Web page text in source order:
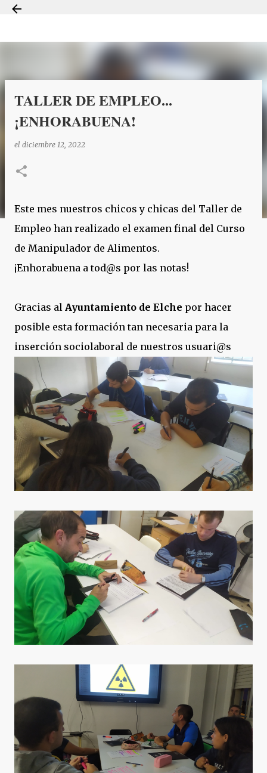
TALLER DE EMPLEO...
¡ENHORABUENA!
el diciembre 12, 2022
Este mes nuestros chicos y chicas del Taller de
Empleo han realizado el examen final del Curso
de Manipulador de Alimentos.
¡Enhorabuena a tod@s por las notas!
Gracias al Ayuntamiento de Elche por hacer
posible esta formación tan necesaria para la
inserción sociolaboral de nuestros usuari@s